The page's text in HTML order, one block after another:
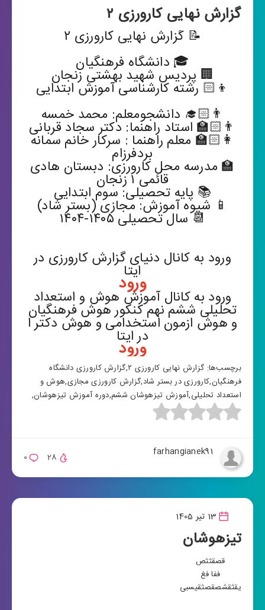
گزارش نهایی کارورزی ۲
📝 گزارش نهایی کارورزی ۲
🎓 دانشگاه فرهنگیان
🏢 پردیس شهید بهشتی زنجان
👦🏻 رشته کارشناسی آموزش ابتدایی
👨🏻‍🎓 دانشجومعلم: محمد خمسه
👨🏻‍🏫 استاد راهنما: دکتر سجاد قربانی
👩🏻‍🏫 معلم راهنما : سرکار خانم سمانه
بردفرزام
🏫 مدرسه محل کارورزی: دبستان هادی
قائمی ۱ زنجان
📚 پایه تحصیلی: سوم ابتدایی
📱 شیوه آموزش: مجازی (بستر شاد)
📆 سال تحصیلی ۱۴۰۵-۱۴۰۴
ورود به کانال دنیای گزارش کارورزی در
ایتا
ورود
ورود به کانال آموزش هوش و استعداد
تحلیلی ششم نهم کنکور هوش فرهنگیان
و هوش ازمون استخدامی و هوش دکتر ا
در ایتا
ورود
برچسب‌ها: گزارش نهایی کارورزی ۲ ,گزارش کارورزی دانشگاه
فرهنگیان,کارورزی در بستر شاد,گزارش کارورزی مجازی,هوش و
استعداد تحلیلی,آموزش تیزهوشان ششم,دوره آموزش تیزهوشان,
farhangianek91
0 28
13 تیر 1405
تیزهوشان
قصقثثص
ففا فغ
یقثقشصقصثقیسبی